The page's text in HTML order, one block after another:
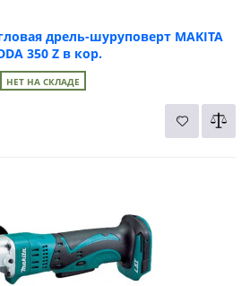
дрель-шуруповерт MAKITA
350 Z в кор.
НЕТ НА СКЛАДЕ